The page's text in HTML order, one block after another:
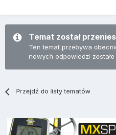
Temat został
Ten temat przebywa
nowych odpowiedzi
Przejdź do listy tematów